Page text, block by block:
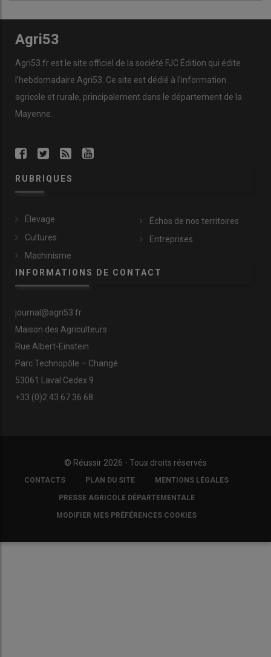
Agri53
Agri53.fr est le site officiel de la société FJC Édition qui édite
l’hebdomadaire Agri53. Ce site est dédié à l’information
agricole et rurale, principalement dans le département de la
Mayenne.
RUBRIQUES
Élevage
Cultures
Machinisme
Échos de nos territoires
Entreprises
INFORMATIONS DE CONTACT
journal@agri53.fr
Maison des Agriculteurs
Rue Albert-Einstein
Parc Technopôle – Changé
53061 Laval Cedex 9
+33 (0)2 43 67 36 68
© Réussir 2026 - Tous droits réservés
FOOTER
COPYRIGHT
CONTACTS PLAN DU SITE MENTIONS LÉGALES
PRESSE AGRICOLE DÉPARTEMENTALE
MODIFIER MES PRÉFÉRENCES COOKIES